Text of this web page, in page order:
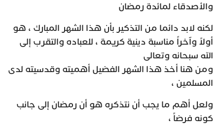
والأصدقاء لمائدة رمضان
لكنه لابد دائما من التذكير بأن هذا الشهر المبارك ، هو
أولاً وآخراً مناسبة دينية كريمة ، للعباده والتقرب إلى
الله سبحانه وتعالى
ومن هنا أخذ هذا الشهر الفضيل أهميته وقدسيته لدى
المسلمين ،
ولعل أهم ما يجب أن نتذكره هو أن رمضان إلى جانب
كونه فرضاً ،